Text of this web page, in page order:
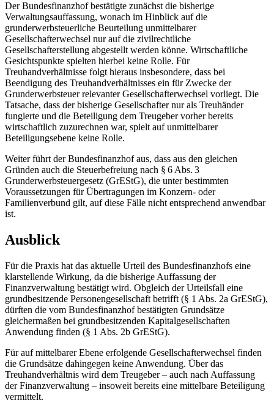
Der Bundesfinanzhof bestätigte zunächst die bisherige
Verwaltungsauffassung, wonach im Hinblick auf die
grunderwerbsteuerliche Beurteilung unmittelbarer
Gesellschafterwechsel nur auf die zivilrechtliche
Gesellschafterstellung abgestellt werden könne. Wirtschaftliche
Gesichtspunkte spielten hierbei keine Rolle. Für
Treuhandverhältnisse folgt hieraus insbesondere, dass bei
Beendigung des Treuhandverhältnisses ein für Zwecke der
Grunderwerbsteuer relevanter Gesellschafterwechsel vorliegt. Die
Tatsache, dass der bisherige Gesellschafter nur als Treuhänder
fungierte und die Beteiligung dem Treugeber vorher bereits
wirtschaftlich zuzurechnen war, spielt auf unmittelbarer
Beteiligungsebene keine Rolle.
Weiter führt der Bundesfinanzhof aus, dass aus den gleichen
Gründen auch die Steuerbefreiung nach § 6 Abs. 3
Grunderwerbsteuergesetz (GrEStG), die unter bestimmten
Voraussetzungen für Übertragungen im Konzern- oder
Familienverbund gilt, auf diese Fälle nicht entsprechend anwendbar
ist.
Ausblick
Für die Praxis hat das aktuelle Urteil des Bundesfinanzhofs eine
klarstellende Wirkung, da die bisherige Auffassung der
Finanzverwaltung bestätigt wird. Obgleich der Urteilsfall eine
grundbesitzende Personengesellschaft betrifft (§ 1 Abs. 2a GrEStG),
dürften die vom Bundesfinanzhof bestätigten Grundsätze
gleichermaßen bei grundbesitzenden Kapitalgesellschaften
Anwendung finden (§ 1 Abs. 2b GrEStG).
Für auf mittelbarer Ebene erfolgende Gesellschafterwechsel finden
die Grundsätze dahingegen keine Anwendung. Über das
Treuhandverhältnis wird dem Treugeber – auch nach Auffassung
der Finanzverwaltung – insoweit bereits eine mittelbare Beteiligung
vermittelt.